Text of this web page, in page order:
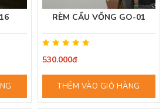
RÈM CẦU VỒNG GO-01
530.000đ
THÊM VÀO GIỎ HÀNG